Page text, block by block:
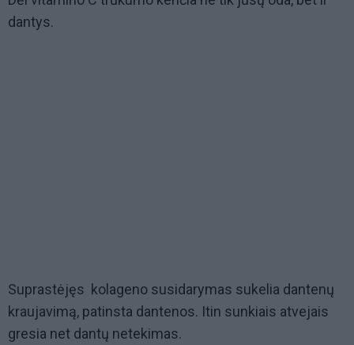
dantys.
Suprastėjęs kolageno susidarymas sukelia dantenų
kraujavimą, patinsta dantenos. Itin sunkiais atvejais
gresia net dantų netekimas.